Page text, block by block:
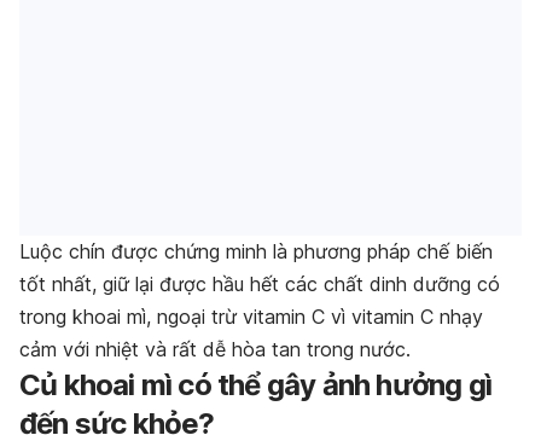
Luộc chín được chứng minh là phương pháp chế biến
tốt nhất, giữ lại được hầu hết các chất dinh dưỡng có
trong khoai mì, ngoại trừ vitamin C vì vitamin C nhạy
cảm với nhiệt và rất dễ hòa tan trong nước.
Củ khoai mì có thể gây ảnh hưởng gì
đến sức khỏe?